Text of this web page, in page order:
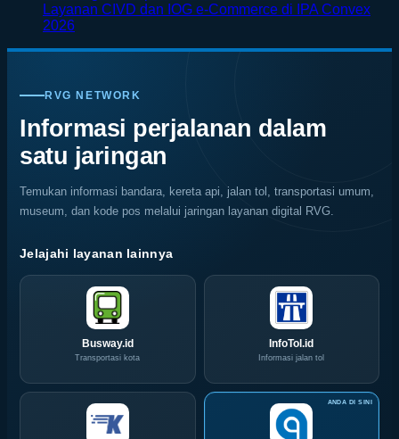
di
Ubud
Kenali
Cara
di
Pemandangan
on
Kiblat
Nasional,
Indonesia
Coffee
Expo
(ICX)
2026
Siap
Hadir
di
City
Surabaya
Akhir
Layanan CIVD dan IOG e-Commerce di IPA Convex
2026No
on
Migas
Jemput
Bola,
Pelaku
Usaha
Serbu
Layanan
CIVD
dan
e-
Commerce
di
IPA
Convex
2026
RVG NETWORK
Informasi perjalanan dalam
satu jaringan
Temukan informasi bandara, kereta api, jalan tol, transportasi umum,
museum, dan kode pos melalui jaringan layanan digital RVG.
Jelajahi layanan lainnya
Busway.id
Transportasi kota
InfoTol.id
Informasi jalan tol